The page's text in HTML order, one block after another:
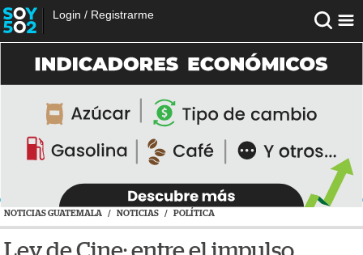
Login / Registrarme
NOTICIAS GUATEMALA / NOTICIAS / POLÍTICA